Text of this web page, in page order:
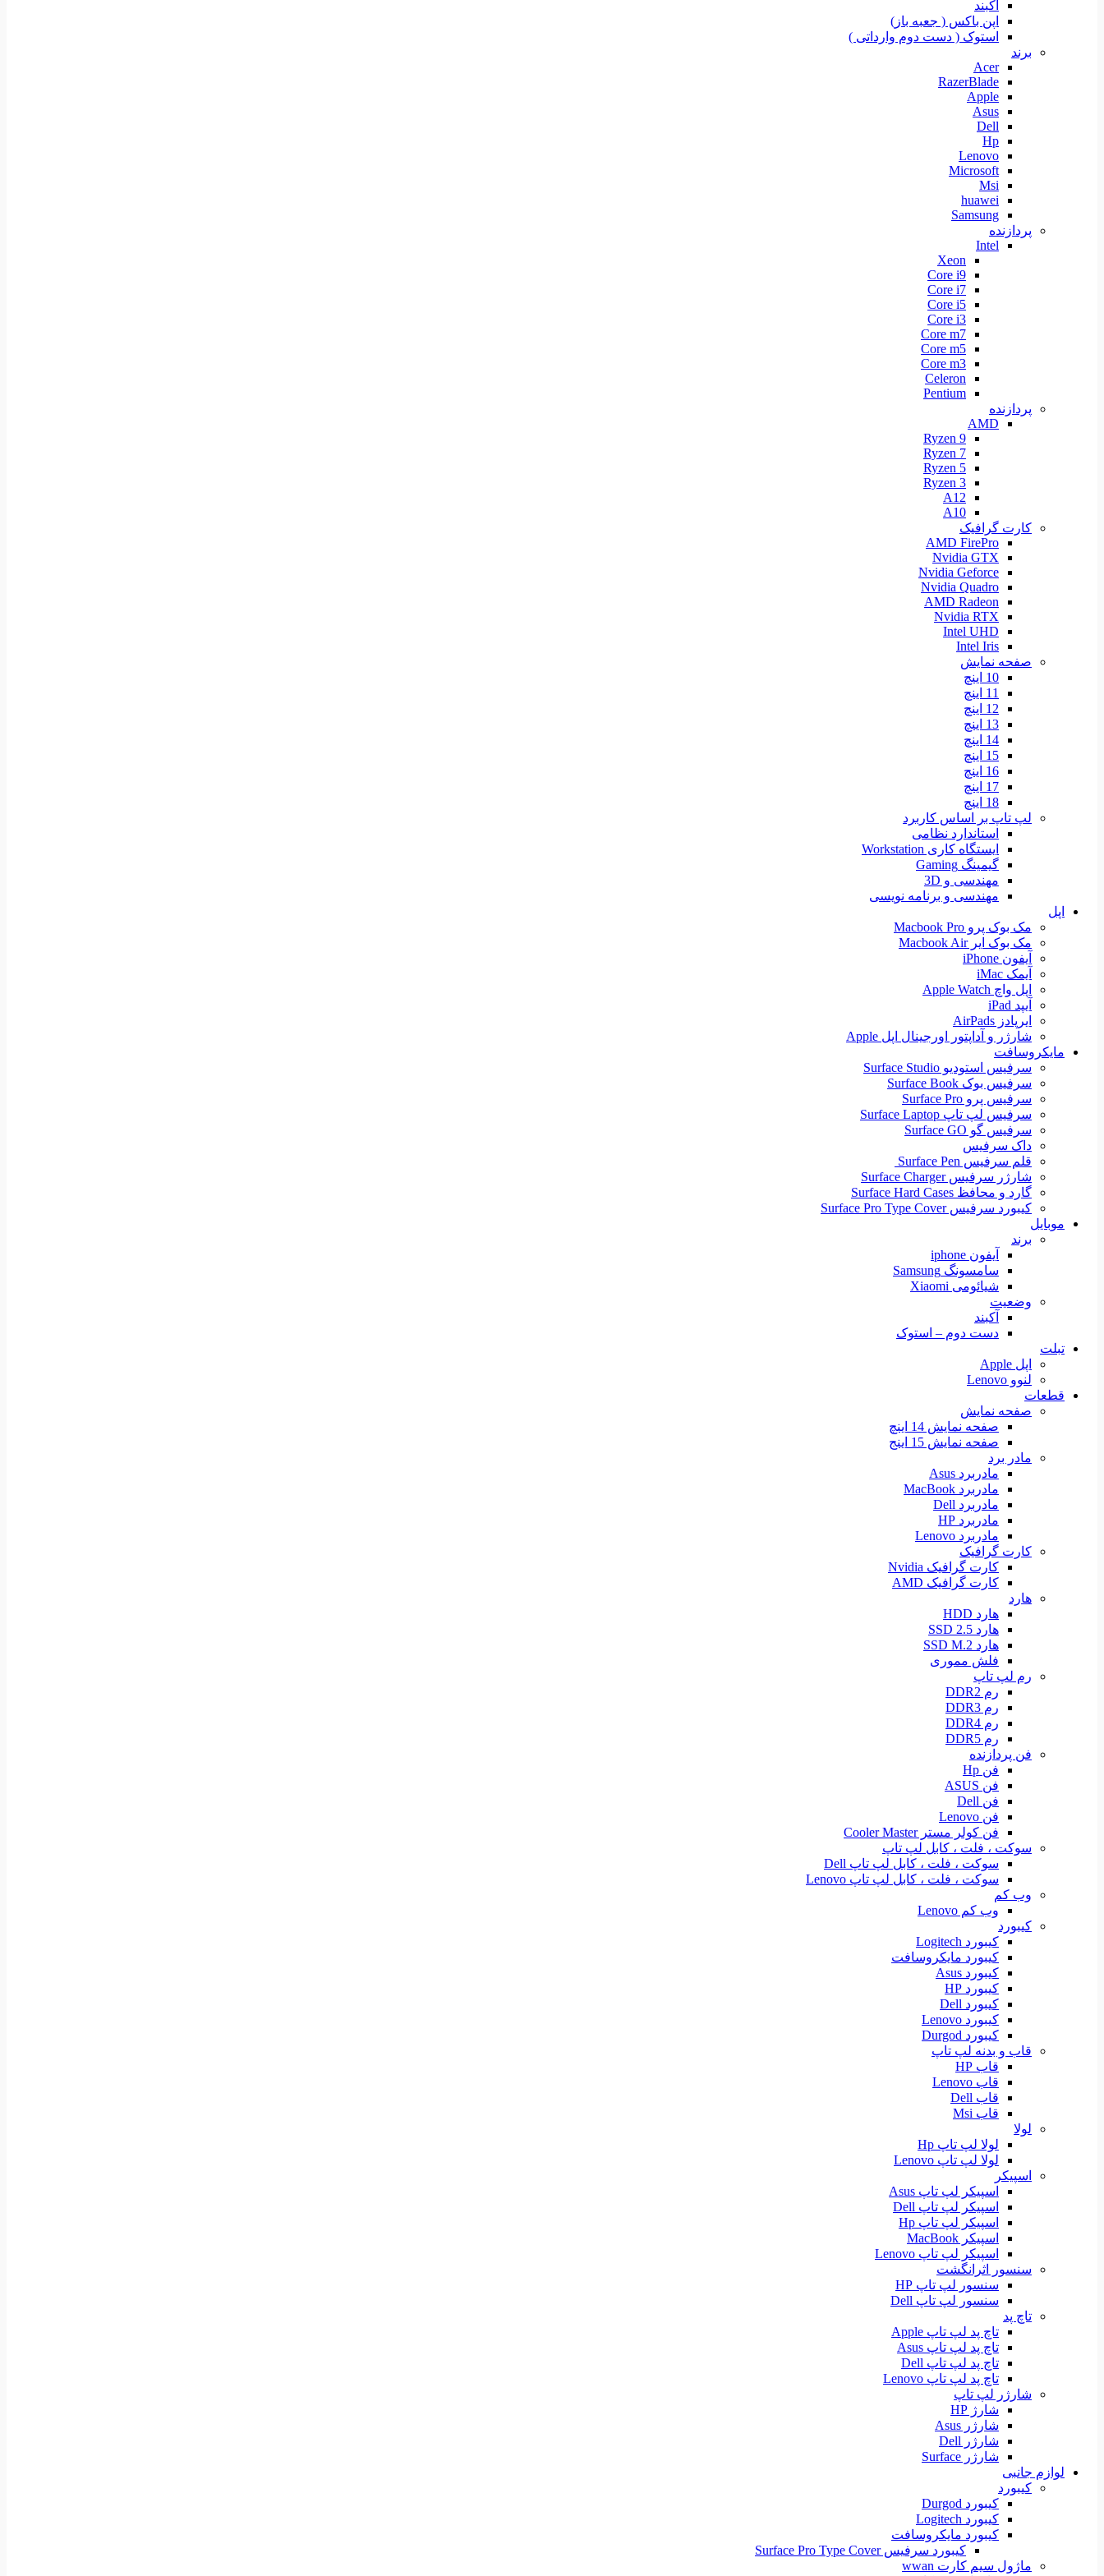
آکبند
اپن باکس ( جعبه باز)
استوک ( دست دوم وارداتی )
برند
Acer
RazerBlade
Apple
Asus
Dell
Hp
Lenovo
Microsoft
Msi
huawei
Samsung
پردازنده
Intel
Xeon
Core i9
Core i7
Core i5
Core i3
Core m7
Core m5
Core m3
Celeron
Pentium
پردازنده
AMD
Ryzen 9
Ryzen 7
Ryzen 5
Ryzen 3
A12
A10
کارت گرافیک
AMD FirePro
Nvidia GTX
Nvidia Geforce
Nvidia Quadro
AMD Radeon
Nvidia RTX
Intel UHD
Intel Iris
صفحه نمایش
10 اینچ
11 اینچ
12 اینچ
13 اینچ
14 اینچ
15 اینچ
16 اینچ
17 اینچ
18 اینچ
لپ تاپ بر اساس کاربرد
استاندارد نظامی
ایستگاه کاری Workstation
گیمینگ Gaming
مهندسی و 3D
مهندسی و برنامه نویسی
اپل
مک بوک پرو Macbook Pro
مک بوک ایر Macbook Air
آیفون iPhone
آیمک iMac
اپل واچ Apple Watch
آیپد iPad
ایرپادز AirPads
شارژر و آداپتور اورجینال اپل Apple
مایکروسافت
سرفیس استودیو Surface Studio
سرفیس بوک Surface Book
سرفیس پرو Surface Pro
سرفیس لپ تاپ Surface Laptop
سرفیس گو Surface GO
داک سرفیس
قلم سرفیس Surface Pen
شارژر سرفیس Surface Charger
گارد و محافظ Surface Hard Cases
کیبورد سرفیس Surface Pro Type Cover
موبایل
برند
آیفون iphone
سامسونگ Samsung
شیائومی Xiaomi
وضعیت
آکبند
دست دوم – استوک
تبلت
اپل Apple
لنوو Lenovo
قطعات
صفحه نمایش
صفحه نمایش 14 اینچ
صفحه نمایش 15 اینج
مادر برد
مادربرد Asus
مادربرد MacBook
مادربرد Dell
مادربرد HP
مادربرد Lenovo
کارت گرافیک
کارت گرافیک Nvidia
کارت گرافیک AMD
هارد
هارد HDD
هارد SSD 2.5
هارد SSD M.2
فلش مموری
رم لپ تاپ
رم DDR2
رم DDR3
رم DDR4
رم DDR5
فن پردازنده
فن Hp
فن ASUS
فن Dell
فن Lenovo
فن کولر مستر Cooler Master
سوکت ، فلت ، کابل لپ تاپ
سوکت ، فلت ، کابل لپ تاپ Dell
سوکت ، فلت ، کابل لپ تاپ Lenovo
وب کم
وب کم Lenovo
کیبورد
کیبورد Logitech
کیبورد مایکروسافت
کیبورد Asus
کیبورد HP
کیبورد Dell
کیبورد Lenovo
کیبورد Durgod
قاب و بدنه لپ تاپ
قاب HP
قاب Lenovo
قاب Dell
قاب Msi
لولا
لولا لپ تاپ Hp
لولا لپ تاپ Lenovo
اسپیکر
اسپیکر لپ تاپ Asus
اسپیکر لپ تاپ Dell
اسپیکر لپ تاپ Hp
اسپیکر MacBook
اسپیکر لپ تاپ Lenovo
سنسور اثرانگشت
سنسور لپ تاپ HP
سنسور لپ تاپ Dell
تاچ پد
تاچ پد لپ تاپ Apple
تاچ پد لپ تاپ Asus
تاچ پد لپ تاپ Dell
تاچ پد لپ تاپ Lenovo
شارژر لپ تاپ
شارژ HP
شارژر Asus
شارژر Dell
شارژر Surface
لوازم جانبی
کیبورد
کیبورد Durgod
کیبورد Logitech
کیبورد مایکروسافت
کیبورد سرفیس Surface Pro Type Cover
ماژول سیم کارت wwan